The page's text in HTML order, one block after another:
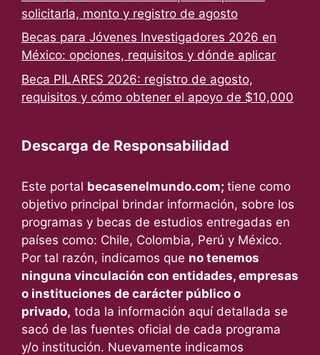
solicitarla, monto y registro de agosto
Becas para Jóvenes Investigadores 2026 en
México: opciones, requisitos y dónde aplicar
Beca PILARES 2026: registro de agosto,
requisitos y cómo obtener el apoyo de $10,000
Descarga de Responsabilidad
Este portal becasenelmundo.com; tiene como
objetivo principal brindar información, sobre los
programas y becas de estudios entregadas en
países como: Chile, Colombia, Perú y México.
Por tal razón, indicamos que no tenemos
ninguna vinculación con entidades, empresas
o instituciones de carácter público o
privado, toda la información aquí detallada se
sacó de las fuentes oficial de cada programa
y/o institución. Nuevamente indicamos